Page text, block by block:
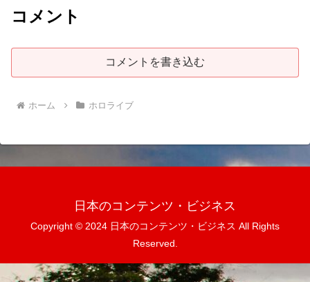
コメント
コメントを書き込む
ホーム ホロライブ
日本のコンテンツ・ビジネス
Copyright © 2024 日本のコンテンツ・ビジネス All Rights
Reserved.